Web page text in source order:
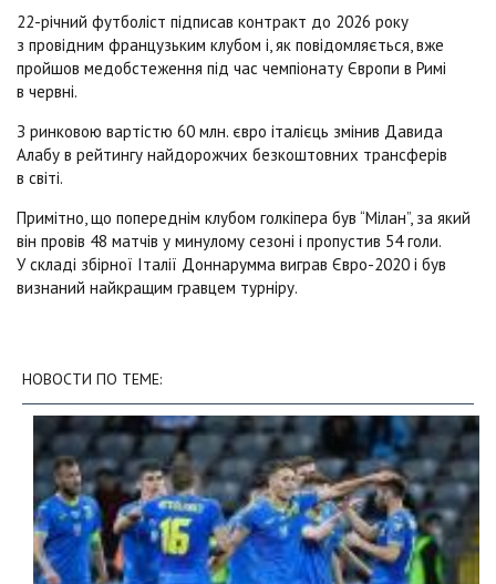
22-річний футболіст підписав контракт до 2026 року
з провідним французьким клубом і, як повідомляється, вже
пройшов медобстеження під час чемпіонату Європи в Римі
в червні.
З ринковою вартістю 60 млн. євро італієць змінив Давида
Алабу в рейтингу найдорожчих безкоштовних трансферів
в світі.
Примітно, що попереднім клубом голкіпера був “Мілан”, за який
він провів 48 матчів у минулому сезоні і пропустив 54 голи.
У складі збірної Італії Доннарумма виграв Євро-2020 і був
визнаний найкращим гравцем турніру.
НОВОСТИ ПО ТЕМЕ: